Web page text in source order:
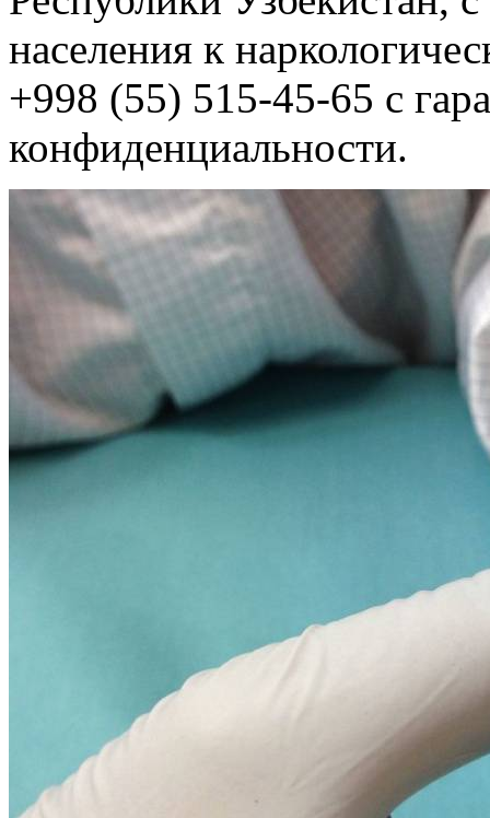
населения к
+998 (55) 515-45-65 с
конфиденциальности.